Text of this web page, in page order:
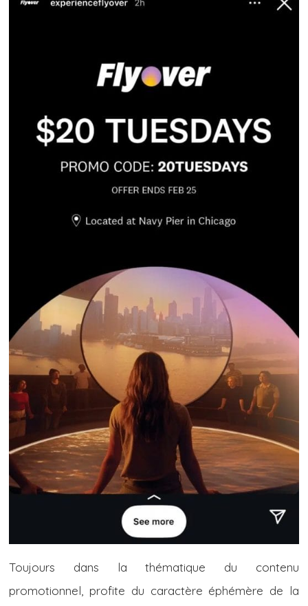
Toujours dans la thématique du contenu
promotionnel, profite du caractère éphémère de la